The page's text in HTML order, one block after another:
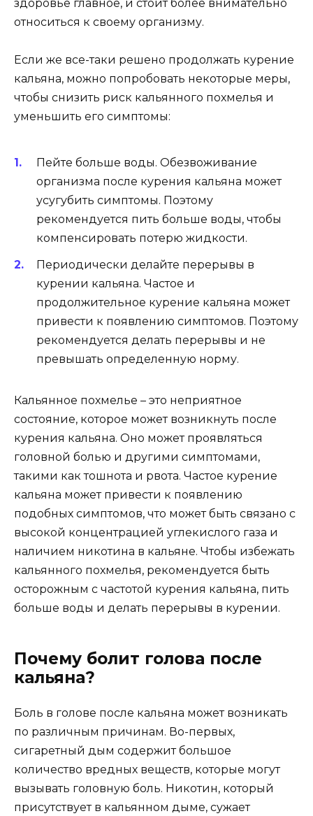
здоровье главное, и стоит более внимательно
относиться к своему организму.
Если же все-таки решено продолжать курение
кальяна, можно попробовать некоторые меры,
чтобы снизить риск кальянного похмелья и
уменьшить его симптомы:
Пейте больше воды. Обезвоживание
организма после курения кальяна может
усугубить симптомы. Поэтому
рекомендуется пить больше воды, чтобы
компенсировать потерю жидкости.
Периодически делайте перерывы в
курении кальяна. Частое и
продолжительное курение кальяна может
привести к появлению симптомов. Поэтому
рекомендуется делать перерывы и не
превышать определенную норму.
Кальянное похмелье – это неприятное
состояние, которое может возникнуть после
курения кальяна. Оно может проявляться
головной болью и другими симптомами,
такими как тошнота и рвота. Частое курение
кальяна может привести к появлению
подобных симптомов, что может быть связано с
высокой концентрацией углекислого газа и
наличием никотина в кальяне. Чтобы избежать
кальянного похмелья, рекомендуется быть
осторожным с частотой курения кальяна, пить
больше воды и делать перерывы в курении.
Почему болит голова после
кальяна?
Боль в голове после кальяна может возникать
по различным причинам. Во-первых,
сигаретный дым содержит большое
количество вредных веществ, которые могут
вызывать головную боль. Никотин, который
присутствует в кальянном дыме, сужает